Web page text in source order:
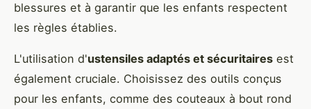
blessures et à garantir que les enfants respectent
les règles établies.
L'utilisation d'ustensiles adaptés et sécuritaires est
également cruciale. Choisissez des outils conçus
pour les enfants, comme des couteaux à bout rond